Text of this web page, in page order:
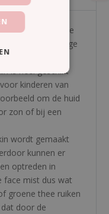
is ideaal voor de
voor de jonge
is heel geschikt
kinderen van
om de huid
zon of bij een
wordt gemaakt
kunnen er
optreden in
face mist dus wat
groene thee ruiken
door de